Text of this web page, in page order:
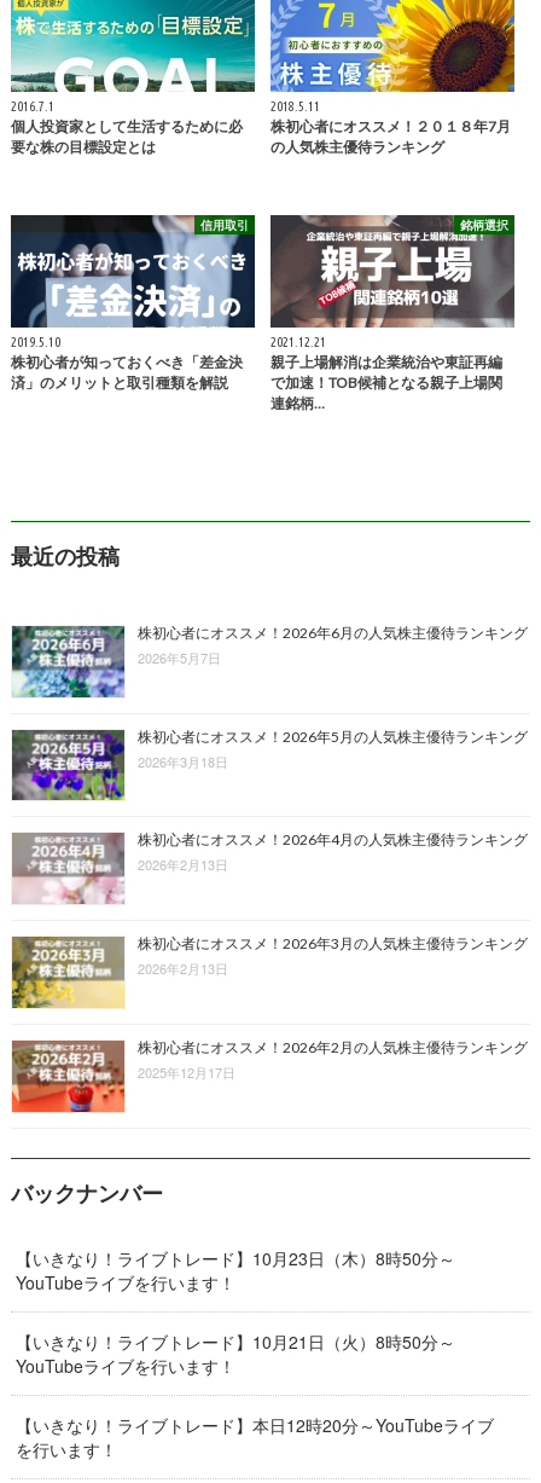
2016.7.1
個人投資家として生活するために必
要な株の目標設定とは
2018.5.11
株初心者にオススメ！２０１８年7月
の人気株主優待ランキング
信用取引
2019.5.10
株初心者が知っておくべき「差金決
済」のメリットと取引種類を解説
銘柄選択
2021.12.21
親子上場解消は企業統治や東証再編
で加速！TOB候補となる親子上場関
連銘柄…
最近の投稿
株初心者にオススメ！2026年6月の人気株主優待ランキング
2026年5月7日
株初心者にオススメ！2026年5月の人気株主優待ランキング
2026年3月18日
株初心者にオススメ！2026年4月の人気株主優待ランキング
2026年2月13日
株初心者にオススメ！2026年3月の人気株主優待ランキング
2026年2月13日
株初心者にオススメ！2026年2月の人気株主優待ランキング
2025年12月17日
バックナンバー
【いきなり！ライブトレード】10月23日（木）8時50分～
YouTubeライブを行います！
【いきなり！ライブトレード】10月21日（火）8時50分～
YouTubeライブを行います！
【いきなり！ライブトレード】本日12時20分～YouTubeライブ
を行います！